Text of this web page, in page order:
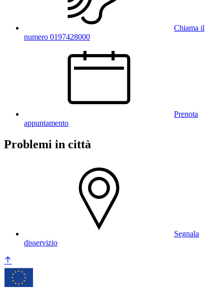
Chiama il
numero 0197428000
Prenota
appuntamento
Problemi in città
Segnala
disservizio